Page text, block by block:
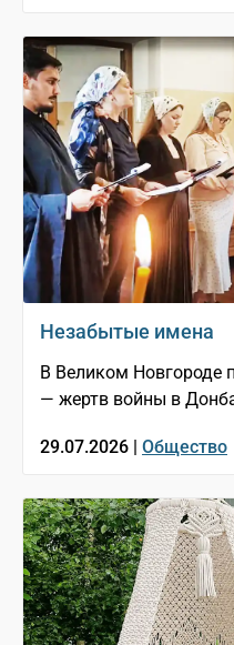
Незабытые имена
В Великом Новгороде
— жертв войны в
29.07.2026 | Общество